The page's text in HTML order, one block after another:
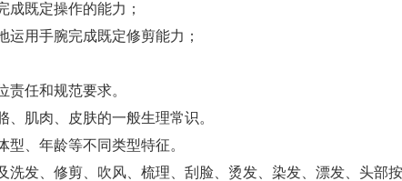
成既定操作的能力；
运用手腕完成既定修剪能力；
责任和规范要求。
、肌肉、皮肤的一般生理常识。
、年龄等不同类型特征。
洗发、修剪、吹风、梳理、刮脸、烫发、染发、漂发、头部